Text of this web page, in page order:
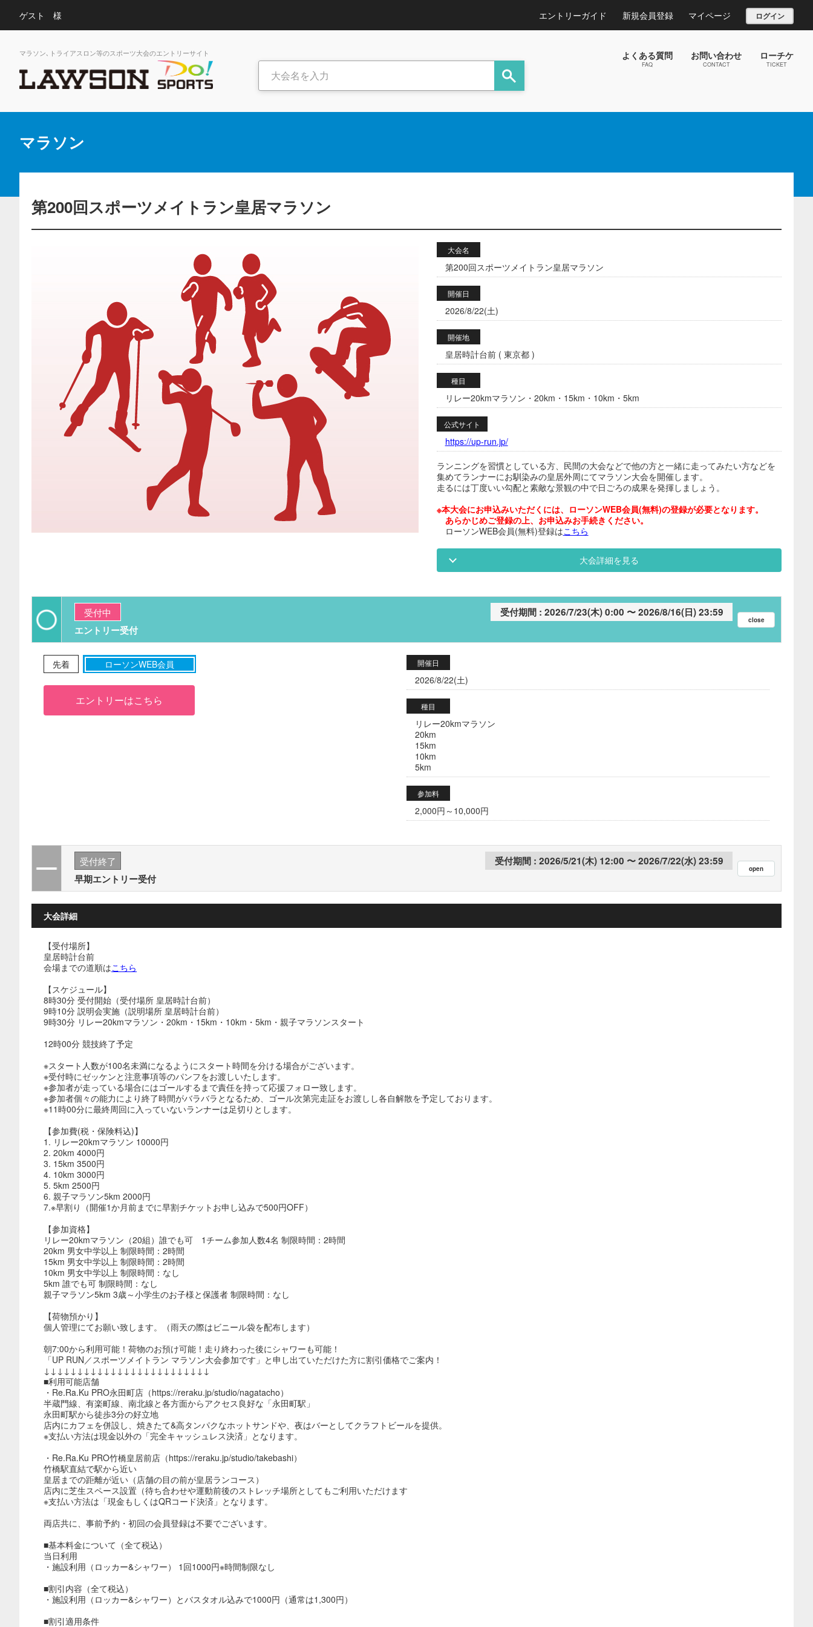
ゲスト 様 エントリーガイド 新規会員登録 マイページ ログイン
マラソン､トライアスロン等のスポーツ大会のエントリーサイト よくある質問
FAQ
お問い合わせ
CONTACT
ローチケ
TICKET
マラソン
第200回スポーツメイトラン皇居マラソン
大会名
第200回スポーツメイトラン皇居マラソン
開催日
2026/8/22(土)
開催地
皇居時計台前 ( 東京都 )
種目
リレー20kmマラソン・20km・15km・10km・5km
公式サイト
https://up-run.jp/
ランニングを習慣としている方、民間の大会などで他の方と一緒に走ってみたい方などを
集めてランナーにお馴染みの皇居外周にてマラソン大会を開催します。
走るには丁度いい勾配と素敵な景観の中で日ごろの成果を発揮しましょう。
※本大会にお申込みいただくには、ローソンWEB会員(無料)の登録が必要となります。
あらかじめご登録の上、お申込みお手続きください。
ローソンWEB会員(無料)登録はこちら
大会詳細を見る
受付中
エントリー受付
2026/7/23(木) 0:00 2026/8/16(日) 23:59
先着 ローソンWEB会員
エントリーはこちら
開催日
2026/8/22(土)
種目
リレー20kmマラソン
20km
15km
10km
5km
参加料
2,000円～10,000円
受付終了
早期エントリー受付
2026/5/21(木) 12:00 2026/7/22(水) 23:59
大会詳細
【受付場所】
皇居時計台前
会場までの道順はこちら
【スケジュール】
8時30分 受付開始（受付場所 皇居時計台前）
9時10分 説明会実施（説明場所 皇居時計台前）
9時30分 リレー20kmマラソン・20km・15km・10km・5km・親子マラソンスタート
12時00分 競技終了予定
※スタート人数が100名未満になるようにスタート時間を分ける場合がございます。
※受付時にゼッケンと注意事項等のパンフをお渡しいたします。
※参加者が走っている場合にはゴールするまで責任を持って応援フォロー致します。
※参加者個々の能力により終了時間がバラバラとなるため、ゴール次第完走証をお渡しし各自解散を予定しております。
※11時00分に最終周回に入っていないランナーは足切りとします。
【参加費(税・保険料込)】
1. リレー20kmマラソン 10000円
2. 20km 4000円
3. 15km 3500円
4. 10km 3000円
5. 5km 2500円
6. 親子マラソン5km 2000円
7.※早割り（開催1か月前までに早割チケットお申し込みで500円OFF）
【参加資格】
リレー20kmマラソン（20組）誰でも可 1チーム参加人数4名 制限時間：2時間
20km 男女中学以上 制限時間：2時間
15km 男女中学以上 制限時間：2時間
10km 男女中学以上 制限時間：なし
5km 誰でも可 制限時間：なし
親子マラソン5km 3歳～小学生のお子様と保護者 制限時間：なし
【荷物預かり】
個人管理にてお願い致します。（雨天の際はビニール袋を配布します）
朝7:00から利用可能！荷物のお預け可能！走り終わった後にシャワーも可能！
「UP RUN／スポーツメイトラン マラソン大会参加です」と申し出ていただけた方に割引価格でご案内！
↓↓↓↓↓↓↓↓↓↓↓↓↓↓↓↓↓↓↓↓↓↓↓↓↓
■利用可能店舗
・Re.Ra.Ku PRO永田町店（https://reraku.jp/studio/nagatacho）
半蔵門線、有楽町線、南北線と各方面からアクセス良好な「永田町駅」
永田町駅から徒歩3分の好立地
店内にカフェを併設し、焼きたて&高タンパクなホットサンドや、夜はバーとしてクラフトビールを提供。
※支払い方法は現金以外の「完全キャッシュレス決済」となります。
・Re.Ra.Ku PRO竹橋皇居前店（https://reraku.jp/studio/takebashi）
竹橋駅直結で駅から近い
皇居までの距離が近い（店舗の目の前が皇居ランコース）
店内に芝生スペース設置（待ち合わせや運動前後のストレッチ場所としてもご利用いただけます
※支払い方法は「現金もしくはQRコード決済」となります。
両店共に、事前予約・初回の会員登録は不要でございます。
■基本料金について（全て税込）
当日利用
・施設利用（ロッカー&シャワー） 1回1000円※時間制限なし
■割引内容（全て税込）
・施設利用（ロッカー&シャワー）とバスタオル込みで1000円（通常は1,300円）
■割引適用条件